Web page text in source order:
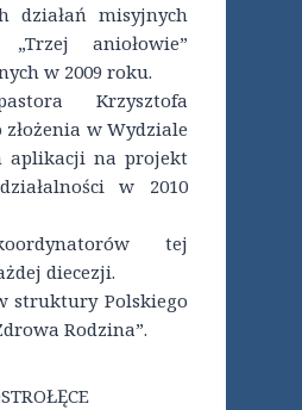
działań misyjnych
aniołowie”
w 2009 roku.
Krzysztofa
złożenia w Wydziale
aplikacji na projekt
w 2010
tej
diecezji.
struktury Polskiego
Rodzina”.